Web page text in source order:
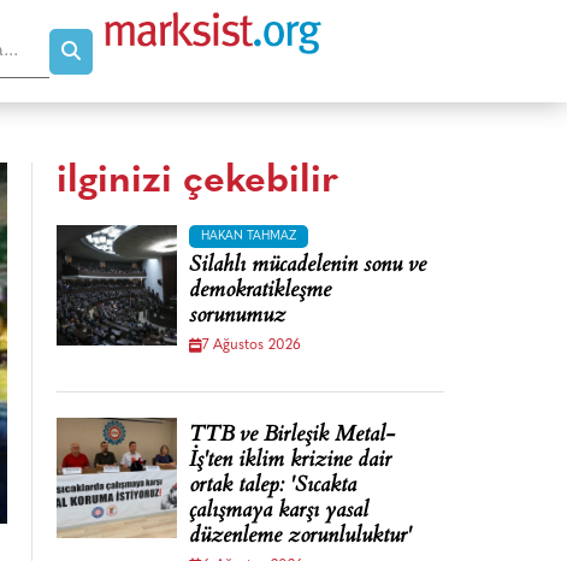
ilginizi çekebilir
HAKAN TAHMAZ
Silahlı mücadelenin sonu ve
demokratikleşme
sorunumuz
7 Ağustos 2026
TTB ve Birleşik Metal-
İş'ten iklim krizine dair
ortak talep: 'Sıcakta
çalışmaya karşı yasal
düzenleme zorunluluktur'